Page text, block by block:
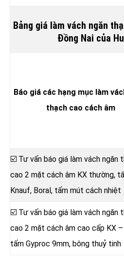
Bảng giá làm vách ngăn
Đồng Nai của
Báo giá các hạng mục làm
thạch cao cách âm
☑️ Tư vấn báo giá làm vách ngăn
cao 2 mặt cách âm KX thường,
Knauf, Boral, tấm mút cách nhiệt
☑️ Tư vấn báo giá làm vách ngăn
cao 2 mặt cách âm cao cấp KX –
tấm Gyproc 9mm, bông thuỷ tinh